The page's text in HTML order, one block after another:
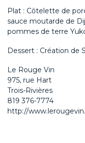
Plat : Côtelette de
sauce moutarde de
pommes de terre
Dessert : Création de
Le Rouge Vin
975, rue Hart
Trois-Rivières
819 376-7774
http://